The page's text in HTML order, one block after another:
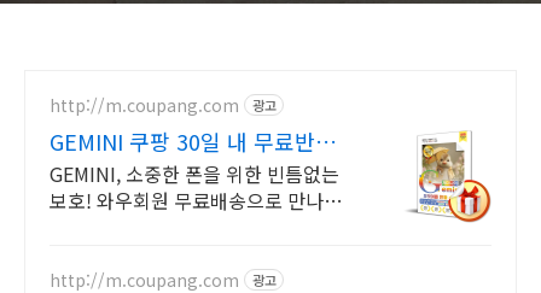
http://m.coupang.com 광고
GEMINI 쿠팡 30일 내 무료반품
기회
GEMINI, 소중한 폰을 위한 빈틈없는
보호! 와우회원 무료배송으로 만나보
http://m.coupang.com 광고